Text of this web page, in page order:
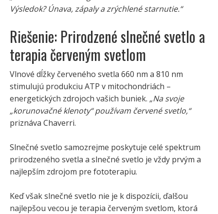
Výsledok? Únava, zápaly a zrýchlené starnutie.“
Riešenie: Prirodzené slnečné svetlo a
terapia červeným svetlom
Vlnové dĺžky červeného svetla 660 nm a 810 nm
stimulujú produkciu ATP v mitochondriách –
energetických zdrojoch vašich buniek. „Na svoje
„korunovačné klenoty“ používam červené svetlo,“
priznáva Chaverri.
Slnečné svetlo samozrejme poskytuje celé spektrum
prirodzeného svetla a slnečné svetlo je vždy prvým a
najlepším zdrojom pre fototerapiu.
Keď však slnečné svetlo nie je k dispozícii, ďalšou
najlepšou vecou je terapia červeným svetlom, ktorá